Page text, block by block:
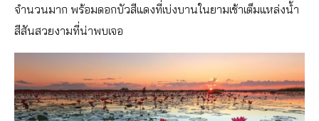
จำนวนมาก พร้อมดอกบัวสีแดงที่เบ่งบานในยามเช้าเต็มแหล่งน้ำ
สีสันสวยงามที่น่าพบเจอ